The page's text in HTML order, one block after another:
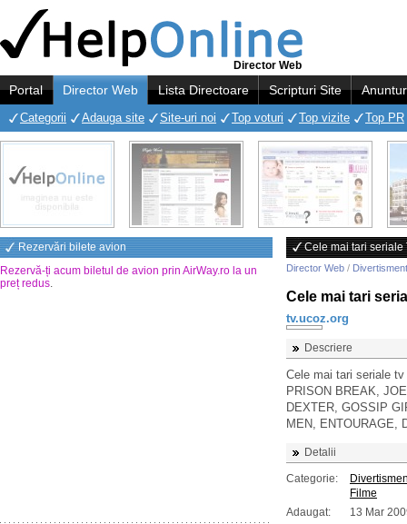
Director Web
Portal Director Web Lista Directoare Scripturi Site
Categorii Adauga site Site-uri noi Top voturi Top vizite Top PR
Rezervări bilete avion
Rezervă-ți acum biletul de avion prin AirWay.ro la un
preț redus.
Cele mai tari seriale
Director Web / Divertisment
Cele mai tari
tv.ucoz.org
Descriere
Cele mai tari seriale
PRISON BREAK,
DEXTER, GOSSIP
MEN, ENTOURAGE,
Detalii
Categorie:
Filme
Adaugat:
13 Mar